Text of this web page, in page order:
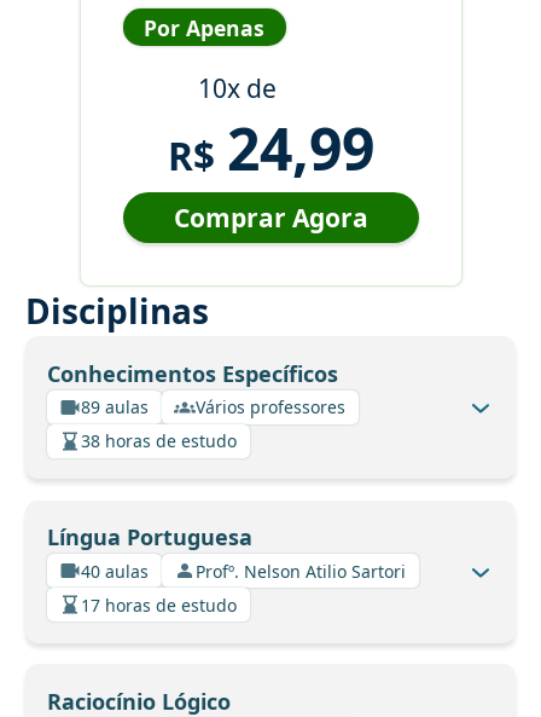
Por Apenas
10x de
R$ 24,99
Comprar Agora
Disciplinas
Conhecimentos Específicos
89 aulas
Vários professores
38 horas de estudo
Língua Portuguesa
40 aulas
Profº. Nelson Atilio Sartori
17 horas de estudo
Raciocínio Lógico